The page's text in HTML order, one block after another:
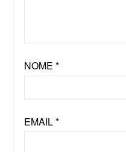
NOME *
EMAIL*